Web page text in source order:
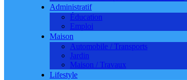
Administratif
Éducation
Emploi
Maison
Automobile / Transports
Jardin
Maison / Travaux
Lifestyle